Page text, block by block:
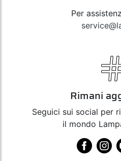
Per
Rimani
Seguici sui social per
il mondo